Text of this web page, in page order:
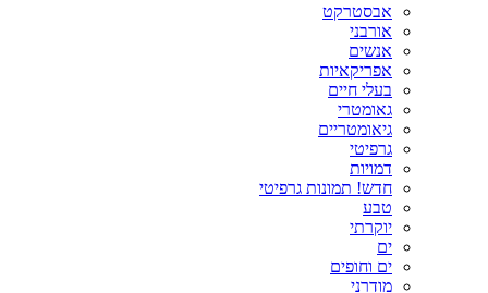
אבסטרקט
אורבני
אנשים
אפריקאיות
בעלי חיים
גאומטרי
גיאומטריים
גרפיטי
דמויות
חדש! תמונות גרפיטי
טבע
יוקרתי
ים
ים וחופים
מודרני